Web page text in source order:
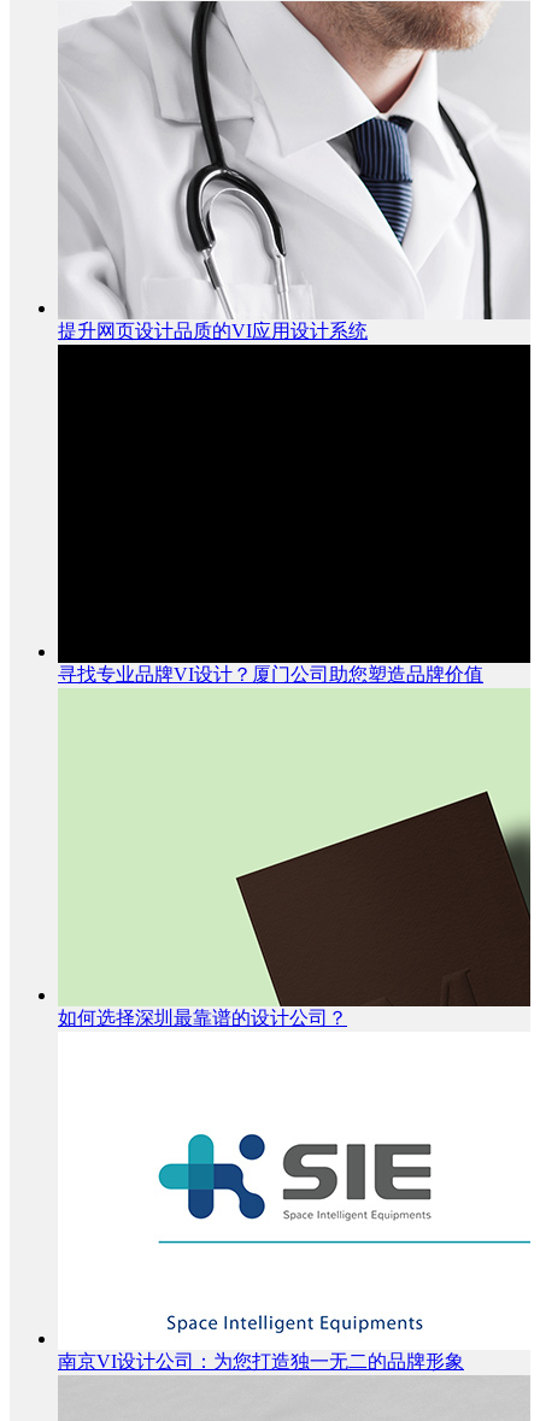
提升网页设计品质的VI应用设计系统
寻找专业品牌VI设计？厦门公司助您塑造品牌价值
如何选择深圳最靠谱的设计公司？
南京VI设计公司：为您打造独一无二的品牌形象